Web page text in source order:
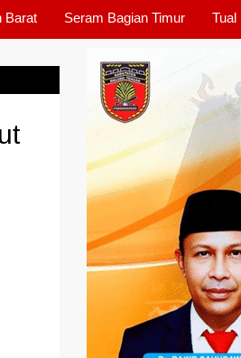
Barat Seram Bagian Timur Tual